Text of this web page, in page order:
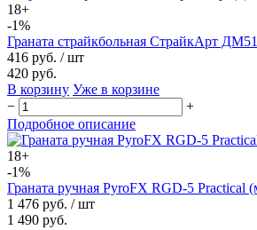
18+
-1%
Граната страйкбольная СтрайкАрт
416 руб. / шт
420 руб.
В корзину Уже в корзине
−
+
Подробное описание
18+
-1%
Граната ручная PyroFX RGD-5 Practical
1 476 руб. / шт
1 490 руб.